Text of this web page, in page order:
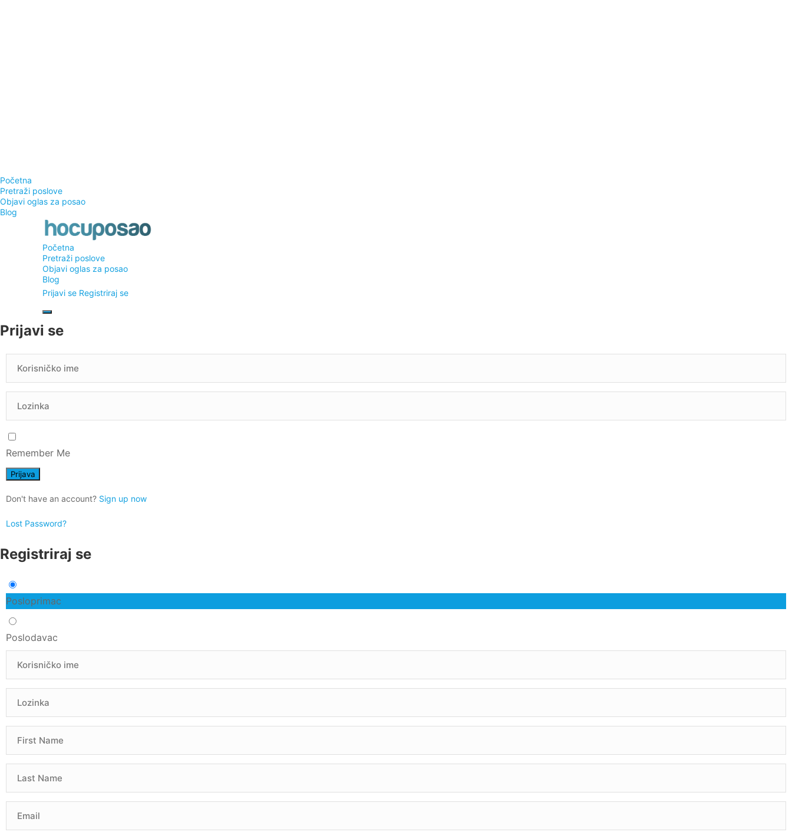
Početna
Pretraži poslove
Objavi oglas za posao
Blog
Početna
Pretraži poslove
Objavi oglas za posao
Blog
Prijavi se Registriraj se
Prijavi se
Remember Me
Don't have an account? Sign up now
Lost Password?
Registriraj se
Posloprimac
Poslodavac